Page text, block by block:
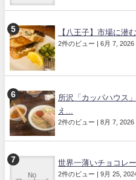
【八王子】市場に潜
2件のビュー | 6月 7, 2026
所沢「カッパハウス
え...
2件のビュー | 8月 7, 2026
世界一薄いチョコレー
2件のビュー | 9月 25,